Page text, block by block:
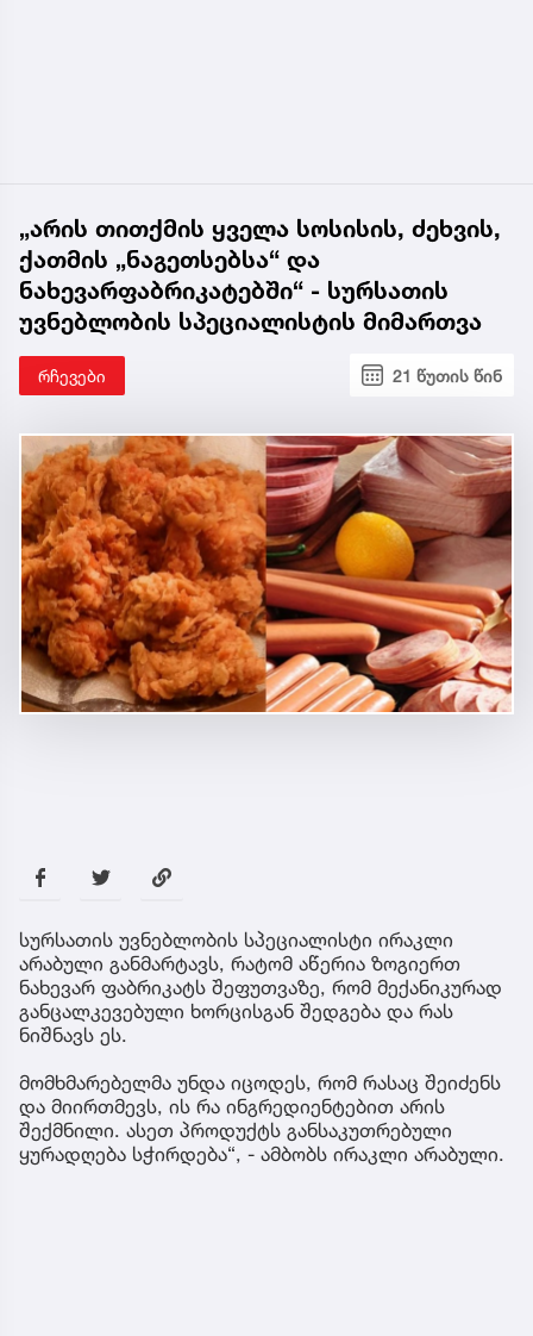
„არის თითქმის ყველა სოსისის, ძეხვის,
ქათმის „ნაგეთსებსა“ და
ნახევარფაბრიკატებში“ - სურსათის
უვნებლობის სპეციალისტის მიმართვა
რჩევები 21 წუთის წინ
სურსათის უვნებლობის სპეციალისტი ირაკლი
არაბული განმარტავს, რატომ აწერია ზოგიერთ
ნახევარ ფაბრიკატს შეფუთვაზე, რომ მექანიკურად
განცალკევებული ხორცისგან შედგება და რას
ნიშნავს ეს.
მომხმარებელმა უნდა იცოდეს, რომ რასაც შეიძენს
და მიირთმევს, ის რა ინგრედიენტებით არის
შექმნილი. ასეთ პროდუქტს განსაკუთრებული
ყურადღება სჭირდება“, - ამბობს ირაკლი არაბული.